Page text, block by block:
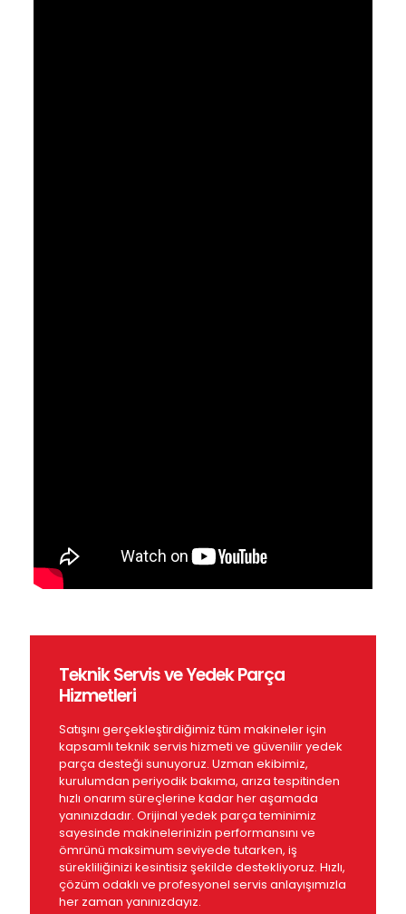
Teknik Servis ve Yedek Parça
Hizmetleri
Satışını gerçekleştirdiğimiz tüm makineler için
kapsamlı teknik servis hizmeti ve güvenilir yedek
parça desteği sunuyoruz. Uzman ekibimiz,
kurulumdan periyodik bakıma, arıza tespitinden
hızlı onarım süreçlerine kadar her aşamada
yanınızdadır. Orijinal yedek parça teminimiz
sayesinde makinelerinizin performansını ve
ömrünü maksimum seviyede tutarken, iş
sürekliliğinizi kesintisiz şekilde destekliyoruz. Hızlı,
çözüm odaklı ve profesyonel servis anlayışımızla
her zaman yanınızdayız.